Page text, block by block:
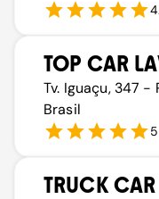
TOP CAR
Tv. Iguaçu, 347 -
Brasil
5
TRUCK